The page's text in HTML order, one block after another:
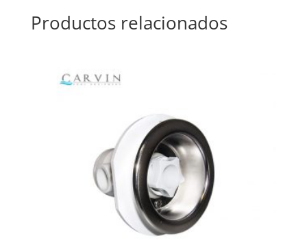
Productos relacionados